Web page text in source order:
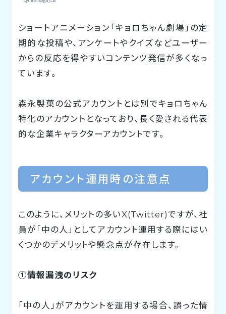
ショートアニメーション「キョロちゃん劇場」の定
期的な投稿や、アンケートやクイズなどユーザー
からの反応を得やすいコンテンツ発信が多くなっ
ています。
森永製菓の公式アカウントとは別でキョロちゃん
特化のアカウントとなっており、長く愛される代表
的な企業キャラクターアカウントです。
アカウント運用時の注意点
このように、メリットの多いX(Twitter)ですが、社
員が「中の人」としてアカウント運用する際にはい
くつかのデメリットや懸念点が存在します。
①情報漏洩のリスク
「中の人」がアカウントを運用する場合、誤った情